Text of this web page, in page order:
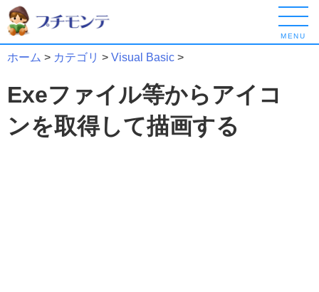
MENU
ホーム > カテゴリ > Visual Basic >
Exeファイル等からアイコ
ンを取得して描画する